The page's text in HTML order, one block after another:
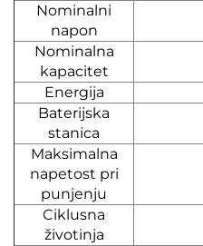
Nominalni
napon
Nominalna
kapacitet
Energija
Baterijska
stanica
Maksimalna
napetost pri
punjenju
Ciklusna
životinja